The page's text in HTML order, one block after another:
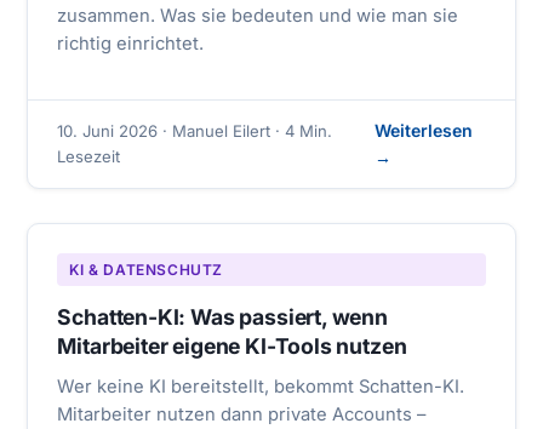
zusammen. Was sie bedeuten und wie man sie
richtig einrichtet.
10. Juni 2026 · Manuel Eilert · 4 Min.
Lesezeit
Weiterlesen
→
KI & DATENSCHUTZ
Schatten-KI: Was passiert, wenn
Mitarbeiter eigene KI-Tools nutzen
Wer keine KI bereitstellt, bekommt Schatten-KI.
Mitarbeiter nutzen dann private Accounts –